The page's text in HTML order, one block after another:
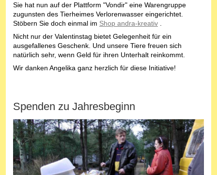
Sie hat nun auf der Plattform "Vondir" eine Warengruppe
zugunsten des Tierheimes Verlorenwasser eingerichtet.
Stöbern Sie doch einmal im Shop andra-kreativ
Nicht nur der Valentinstag bietet Gelegenheit für ein
ausgefallenes Geschenk. Und unsere Tiere freuen sich
natürlich sehr, wenn Geld für ihren Unterhalt reinkommt.
Wir danken Angelika ganz herzlich für diese Initiative!
Spenden zu Jahresbeginn